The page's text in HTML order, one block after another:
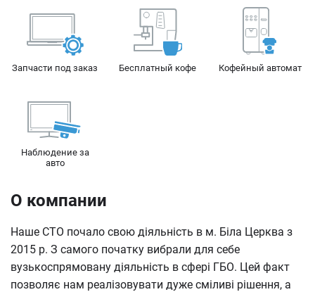
Запчасти под заказ Бесплатный кофе Кофейный автомат
Наблюдение за
авто
О компании
Наше СТО почало свою діяльність в м. Біла Церква з
2015 р. З самого початку вибрали для себе
вузькоспрямовану діяльність в сфері ГБО. Цей факт
позволяє нам реалізовувати дуже сміливі рішення, а